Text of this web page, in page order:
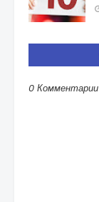
0 Комментарии